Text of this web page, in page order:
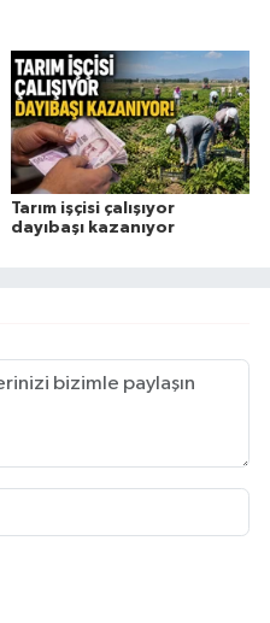
Tarım işçisi çalışıyor
dayıbaşı kazanıyor